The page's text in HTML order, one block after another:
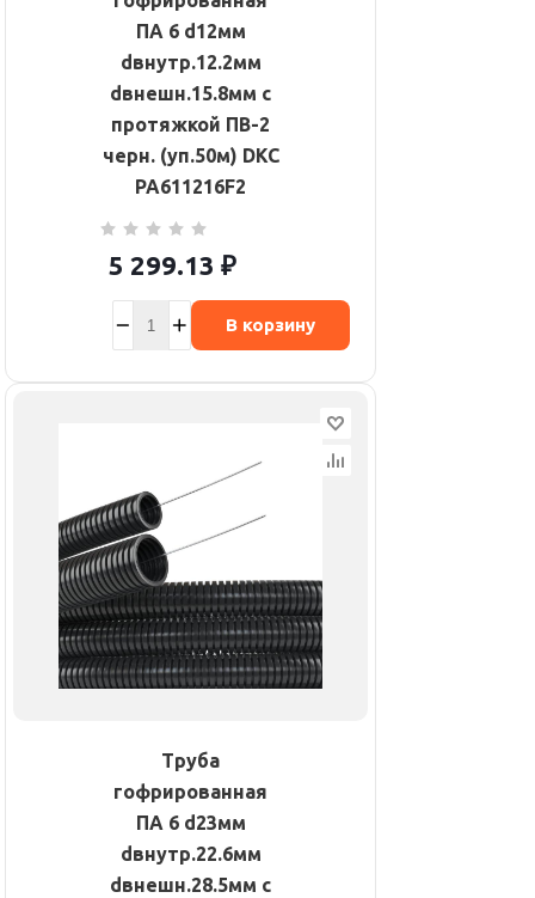
ПА 6 d12мм
dвнутр.12.2мм
dвнешн.15.8мм с
протяжкой ПВ-2
черн. (уп.50м) DKC
PA611216F2
5 299.13 ₽
В корзину
Труба
гофрированная
ПА 6 d23мм
dвнутр.22.6мм
dвнешн.28.5мм с